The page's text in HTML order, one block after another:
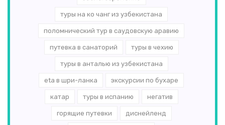
туры на ко чанг из узбекистана
поломнический тур в саудовскую аравию
путевка в санаторий туры в чехию
туры в анталью из узбекистана
eta в шри-ланка экскурсии по бухаре
катар туры в испанию негатив
горящие путевки диснейленд